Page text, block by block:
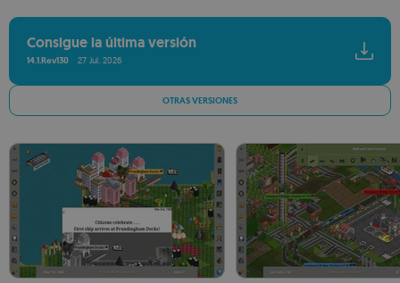
Consigue la última versión
14.1.rev130 27 Jul. 2026
OTRAS VERSIONES